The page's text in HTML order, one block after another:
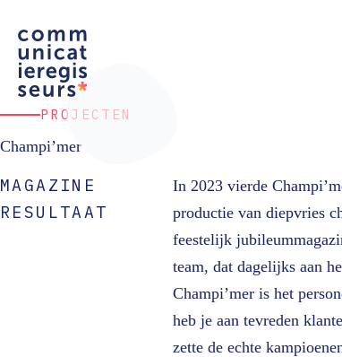
naar
inhoud
PROJECTEN
Champi’mer
MAGAZINE
RESULTAAT
In 2023 vierde
productie van diepvries
feestelijk
team, dat dagelijks aan
Champi’mer is het
heb je aan tevreden
zette de echte